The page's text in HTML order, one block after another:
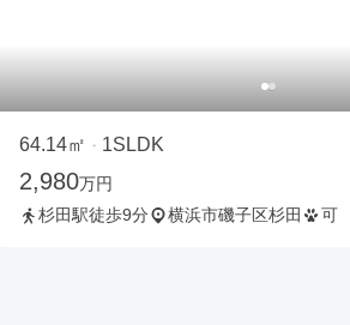
64.14㎡ ・ 1SLDK
2,980万円
杉田駅徒歩9分
横浜市磯子区杉田 可